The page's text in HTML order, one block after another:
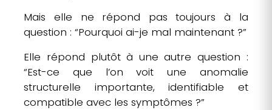
Mais elle ne répond pas toujours à la
question : “Pourquoi ai-je mal maintenant ?”
Elle répond plutôt à une autre question :
“Est-ce que l’on voit une anomalie
structurelle importante, identifiable et
compatible avec les symptômes ?”